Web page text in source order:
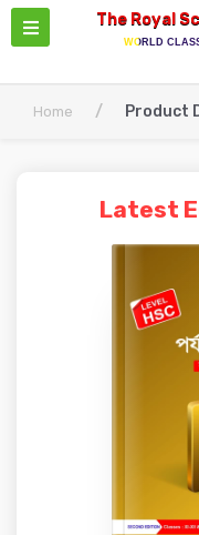
The Royal
WORLD
Home / Product
Latest